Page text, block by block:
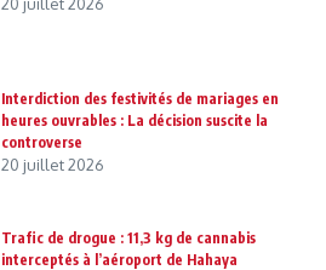
Interdiction des festivités de mariages en
heures ouvrables : La décision suscite la
controverse
20 juillet 2026
Trafic de drogue : 11,3 kg de cannabis
interceptés à l’aéroport de Hahaya